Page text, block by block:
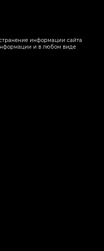
информации сайта
и в любом виде